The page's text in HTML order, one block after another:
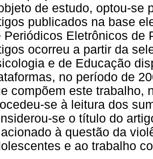
de estudo, optou-se
publicados na base
Periódicos Eletrônicos de
ocorreu a partir da
e de Educação
no período de
compõem este trabalho,
se à leitura dos
se o título do
à questão da
e ao trabalho